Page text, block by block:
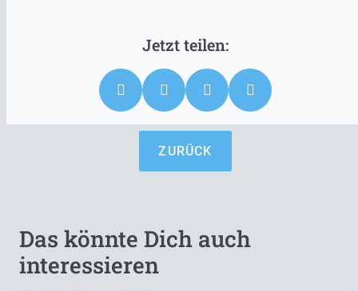
ZURÜCK
Das könnte Dich auch
interessieren